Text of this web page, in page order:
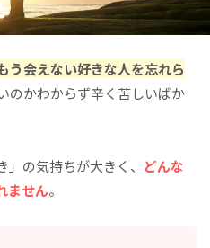
会えない好きな人を忘れら
のかわからず辛く苦しいばか
の気持ちが大きく、 どんな
ません。